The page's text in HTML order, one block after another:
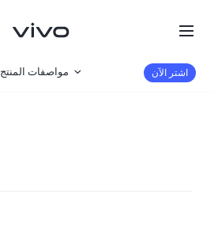
مواصفات المنتج اشتر الآن